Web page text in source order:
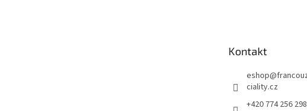
Kontakt
eshop@
ciality.cz
+420 774 256 298